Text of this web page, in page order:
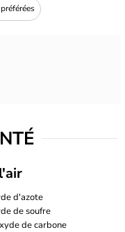
d'azote
de soufre
de carbone